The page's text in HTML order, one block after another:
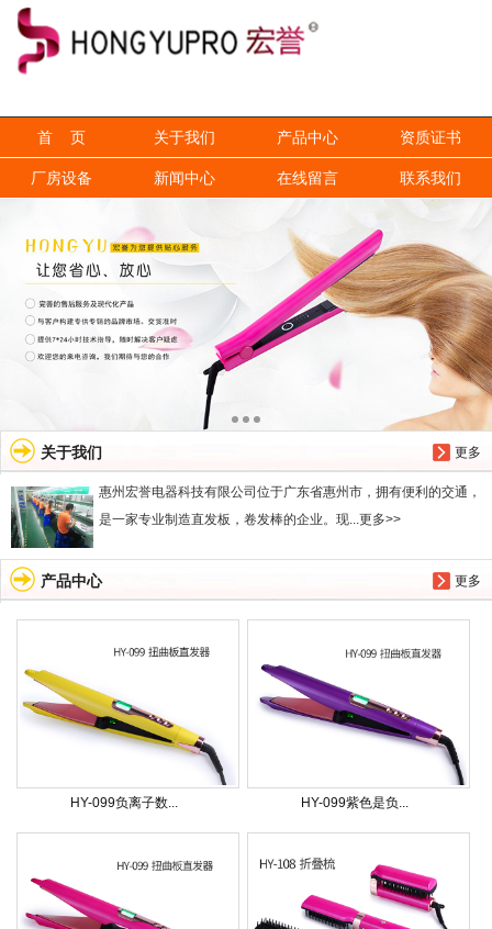
首 页 关于我们 产品中心 资质证书
厂房设备 新闻中心 在线留言 联系我们
更多
关于我们
惠州宏誉电器科技有限公司位于广东省惠州市，拥有便利的交通，
是一家专业制造直发板，卷发棒的企业。现...更多>>
更多
产品中心
HY-099负离子数... HY-099紫色是负...
信息搜索
搜索